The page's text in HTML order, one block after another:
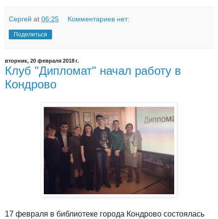
Сергей at 06:25 Комментариев нет:
Поделиться
вторник, 20 февраля 2018 г.
Клуб "Дипломат" начал работу в
Кондрово
17 февраля в библиотеке города Кондрово состоялась